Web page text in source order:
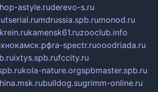
astyle.ruderevo-s.ru
mdrussia.spb.rumonod.ru
kamensk61.ruzooclub.info
ra-spectr.ruooodriada.ru
ixtys.spb.rufccity.ru
kola-nature.orgspbmaster.spb.ru
bulldog.sugrimm-online.ru